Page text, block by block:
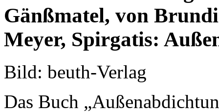
Gänßmatel, von
Meyer, Spirgatis:
Bild: beuth-Verlag
Das Buch